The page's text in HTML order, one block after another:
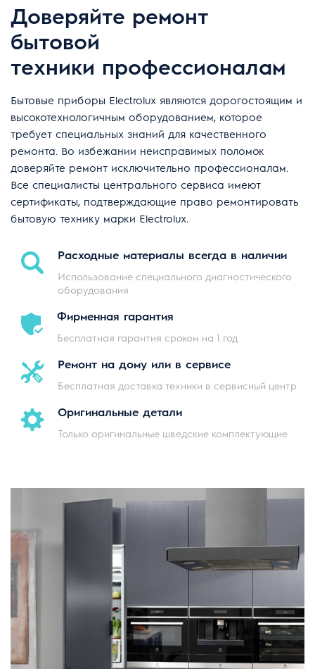
Доверяйте ремонт
бытовой
техники профессионалам
Бытовые приборы Electrolux являются дорогостоящим и
высокотехнологичным оборудованием, которое
требует специальных знаний для качественного
ремонта. Во избежании неисправимых поломок
доверяйте ремонт исключительно профессионалам.
Все специалисты центрального сервиса имеют
сертификаты, подтверждающие право ремонтировать
бытовую технику марки Electrolux.
Расходные материалы всегда в наличии
Использование специального диагностического
оборудования
Фирменная гарантия
Бесплатная гарантия сроком на 1 год
Ремонт на дому или в сервисе
Бесплатная доставка техники в сервисный центр
Оригинальные детали
Только оригинальные шведские комплектующие